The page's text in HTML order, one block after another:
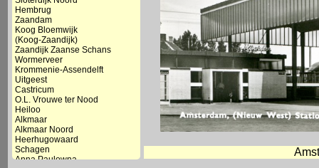
Hembrug
Zaandam
Koog Bloemwijk
(Koog-Zaandijk)
Zaandijk Zaanse Schans
Wormerveer
Krommenie-Assendelft
Uitgeest
Castricum
O.L. Vrouwe ter Nood
Heiloo
Alkmaar
Alkmaar Noord
Heerhugowaard
Schagen
Anna Paulowna